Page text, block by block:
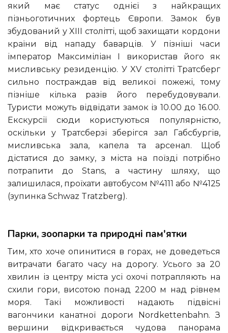
який має статус однієї з найкращих
пізньоготичних фортець Європи. Замок був
збудований у XIII столітті, щоб захищати кордони
країни від нападу баварців. У пізніші часи
імператор Максиміліан I використав його як
мисливську резиденцію. У XV столітті Тратсберг
сильно постраждав від великої пожежі, тому
пізніше кілька разів його перебудовували.
Туристи можуть відвідати замок із 10.00 до 16.00.
Екскурсії сюди користуються популярністю,
оскільки у Тратсберзі зберігся зал Габсбургів,
мисливська зала, капела та арсенал. Щоб
дістатися до замку, з міста на поїзді потрібно
потрапити до Stans, а частину шляху, що
залишилася, проїхати автобусом №4111 або №4125
(зупинка Schwaz Tratzberg‎).
Парки, зоопарки та природні пам'ятки
Тим, хто хоче опинитися в горах, не доведеться
витрачати багато часу на дорогу. Усього за 20
хвилин із центру міста усі охочі потрапляють на
схили гори, висотою понад 2200 м над рівнем
моря. Такі можливості надають підвісні
вагончики канатної дороги Nordkettenbahn. З
вершини відкривається чудова панорама